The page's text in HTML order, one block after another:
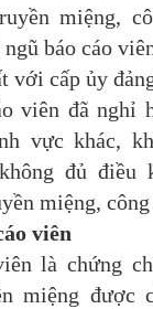
miệng,
báo cáo
với cấp ủy
viên đã nghỉ
vực khác,
đủ điều
miệng,
viên
là chứng
miệng được